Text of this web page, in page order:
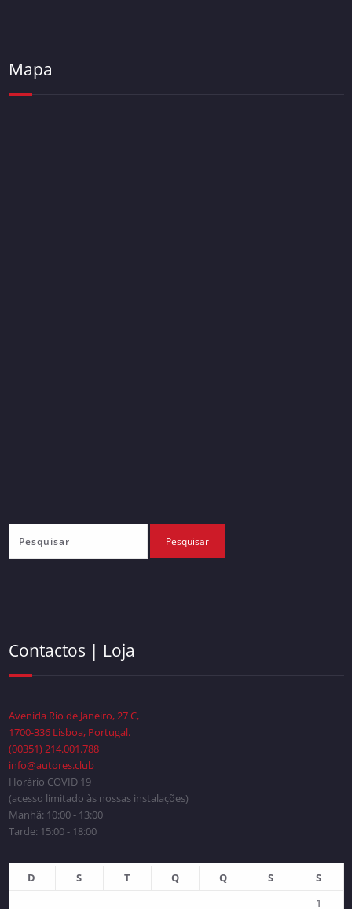
Mapa
Contactos | Loja
Avenida Rio de Janeiro, 27 C,
1700-336 Lisboa, Portugal.
(00351) 214.001.788
info@autores.club
Horário COVID 19
(acesso limitado às nossas instalações)
Manhã: 10:00 - 13:00
Tarde: 15:00 - 18:00
D S T Q Q S
S
1